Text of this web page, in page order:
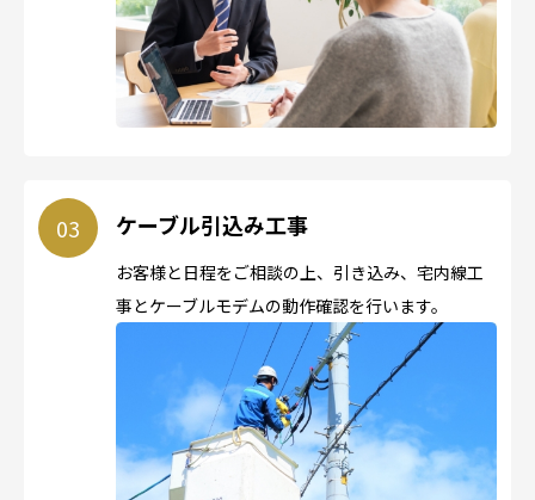
ケーブル引込み工事
お客様と日程をご相談の上、引き込み、宅内線工
事とケーブルモデムの動作確認を行います。